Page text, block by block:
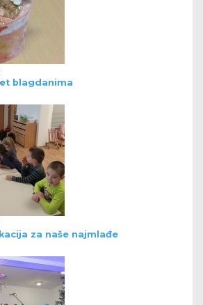
blagdanima
za naše najmlađe